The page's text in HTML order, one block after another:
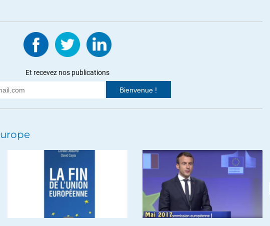
avait simplement participé à des meetings….
ALERTER
à 06h58
: comment en est-on arrivé là ? »,
Catalogne-comment-en-est-on-arrive-la), me fait désormais hésiter. Avant, je
toutes les portes d’une autonomie accrue de la Catalogne et à plus forte raison
devant la Cour constitutionnelle, le PP ravive la revendication d’indépendance qui
que de 15 % des Catalans. »
les alternatives () échouant à imposer une option de remplacement au PP, à sa
d’austérité, l’indépendantisme s’est imposé auprès de nombreux Catalans comme
les indépendantistes, je les imagine motivés par une colère entretenue de longue
Et recevez nos publications